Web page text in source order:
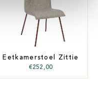
Eetkamerstoel Zittie
€252,00